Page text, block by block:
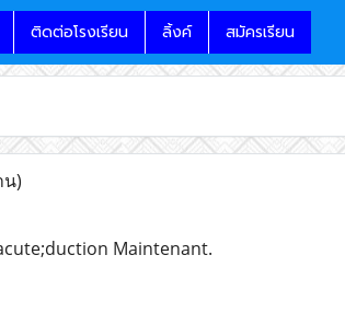
ติดต่อโรงเรียน ลิ้งค์ สมัครเรียน
น)
Maintenant.